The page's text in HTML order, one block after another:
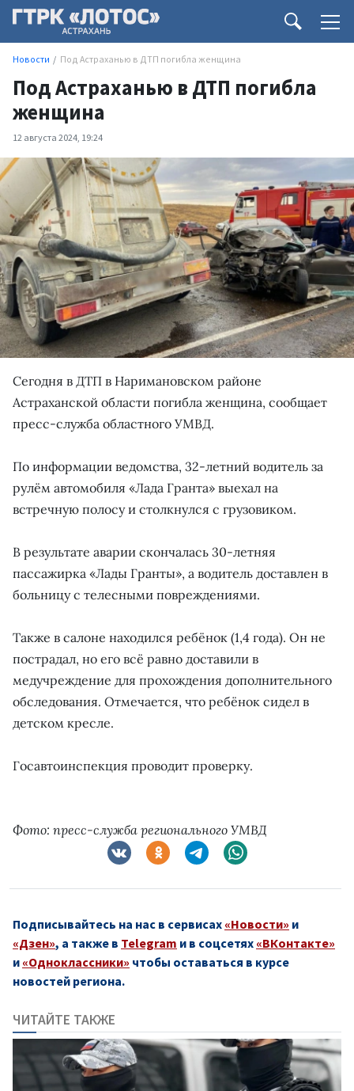
Новости Под Астраханью в ДТП погибла женщина
Под Астраханью в ДТП погибла
женщина
12 августа 2024, 19:24
Сегодня в ДТП в Наримановском районе
Астраханской области погибла женщина, сообщает
пресс-служба областного УМВД.
По информации ведомства, 32-летний водитель за
рулём автомобиля «Лада Гранта» выехал на
встречную полосу и столкнулся с грузовиком.
В результате аварии скончалась 30-летняя
пассажирка «Лады Гранты», а водитель доставлен в
больницу с телесными повреждениями.
Также в салоне находился ребёнок (1,4 года). Он не
пострадал, но его всё равно доставили в
медучреждение для прохождения дополнительного
обследования. Отмечается, что ребёнок сидел в
детском кресле.
Госавтоинспекция проводит проверку.
Фото: пресс-служба регионального УМВД
Подписывайтесь на нас в сервисах «Новости» и
«Дзен», а также в Telegram и в соцсетях «ВКонтакте»
и «Одноклассники» чтобы оставаться в курсе
новостей региона.
ЧИТАЙТЕ ТАКЖЕ